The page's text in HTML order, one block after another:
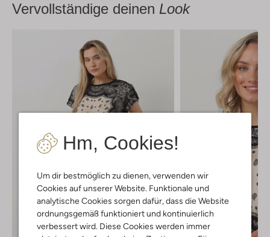
Hm, Cookies!
Um dir bestmöglich zu dienen, verwenden wir
Cookies auf unserer Website. Funktionale und
analytische Cookies sorgen dafür, dass die Website
ordnungsgemäß funktioniert und kontinuierlich
verbessert wird. Diese Cookies werden immer
Vervollständige deinen Look